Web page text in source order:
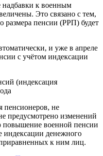
надбавки к военным
Это связано с тем,
размера пенсии (РРП) будет
и уже в апреле
с учётом индексации
пенсионеров, не
предусмотрено изменений
повышение военной пенсии
индексации денежного
к ним лиц.